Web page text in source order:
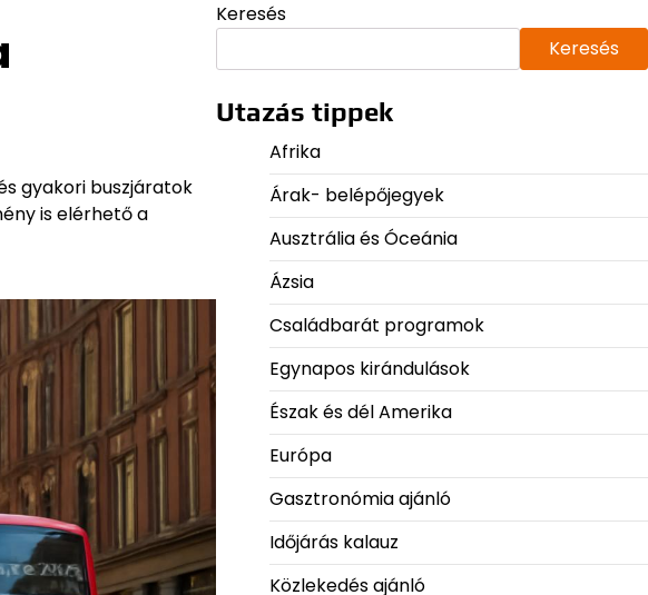
gyakori buszjáratok
is elérhető a
Keresés
Keresés
Utazás tippek
Afrika
Árak- belépőjegyek
Ausztrália és Óceánia
Ázsia
Családbarát programok
Egynapos kirándulások
Észak és dél Amerika
Európa
Gasztronómia ajánló
Időjárás kalauz
Közlekedés ajánló